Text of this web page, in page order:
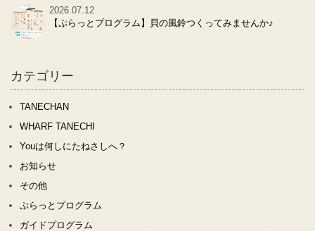
2026.07.12
【ぷらっとプログラム】貝の風鈴つくってみませんか♪
カテゴリー
TANECHAN
WHARF TANECHI
Youは何しにたねさしへ？
お知らせ
その他
ぷらっとプログラム
ガイドプログラム